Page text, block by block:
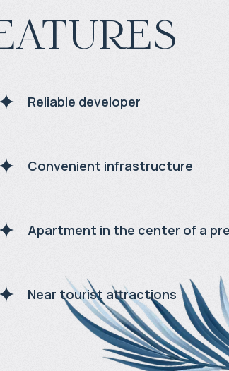
Reliable developer
Convenient infrastructure
Apartment in the center of a
Near tourist attractions